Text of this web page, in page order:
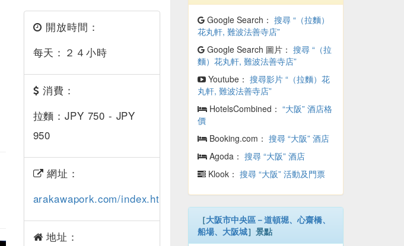
開放時間：
每天：２４小時
消費：
拉麵：JPY 750 - JPY
950
網址：
arakawapork.com/index.html
地址：
Google Search： 搜尋 “（拉麵）
花丸軒, 難波法善寺店”
Google Search 圖片： 搜尋 “（拉
麵）花丸軒, 難波法善寺店”
Youtube： 搜尋影片 “（拉麵）花
丸軒, 難波法善寺店”
HotelsCombined： “大阪” 酒店格
價
Booking.com： 搜尋 “大阪” 酒店
Agoda： 搜尋 “大阪” 酒店
Klook： 搜尋 “大阪” 活動及門票
［大阪市中央區－道頓堀、心齋橋、
船場、大阪城］景點